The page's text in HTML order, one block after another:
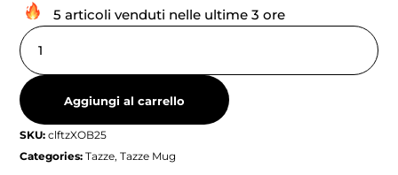
5 articoli venduti nelle ultime 3 ore
Aggiungi al carrello
SKU:clftzXOB25
Categories:Tazze,Tazze Mug